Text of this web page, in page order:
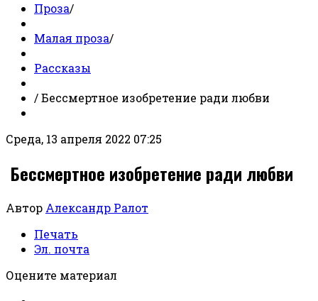
Проза/
Малая проза/
Рассказы
/­ Бессмертное изобретение ради любви
Среда, 13 апреля 2022 07:25
­ Бессмертное изобретение ради любви
Автор Александр Ралот
Печать
Эл. почта
Оцените материал